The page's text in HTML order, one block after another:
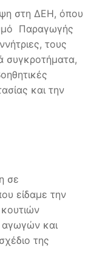
στη ΔΕΗ, όπου
Παραγωγής
τους
συγκροτήματα,
και την
σε
είδαμε την
αγωγών και
της